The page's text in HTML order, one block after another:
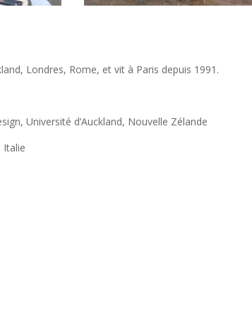
Londres, Rome, et vit à Paris depuis 1991.
Université d’Auckland, Nouvelle Zélande
Italie